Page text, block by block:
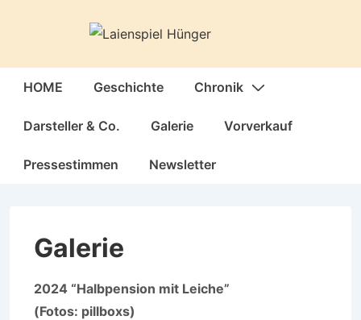
Hauptnavigation
HOME Geschichte Chronik
Darsteller & Co. Galerie Vorverkauf
Pressestimmen Newsletter
Galerie
2024 “Halbpension mit Leiche”
(Fotos: pillboxs)